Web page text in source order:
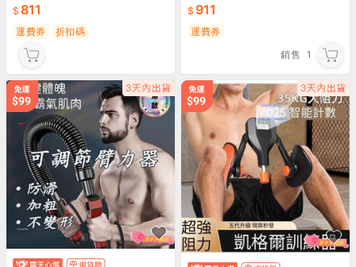
811
運費券 折扣碼
腹 懶人必備
911
運費券
銷售 1